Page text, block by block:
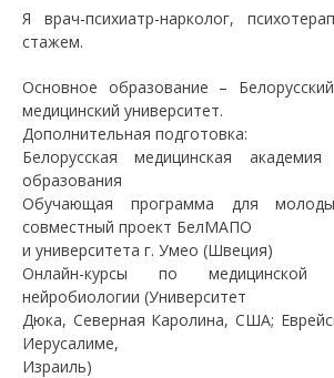
Я врач-психиатр-нарколог,
стажем.
Основное образование –
медицинский университет.
Дополнительная подготовка:
Белорусская медицинская академия
образования
Обучающая программа для
совместный проект БелМАПО
и университета г. Умео (Швеция)
Онлайн-курсы по медицинской
нейробиологии (Университет
Дюка, Северная Каролина, США;
Иерусалиме,
Израиль)